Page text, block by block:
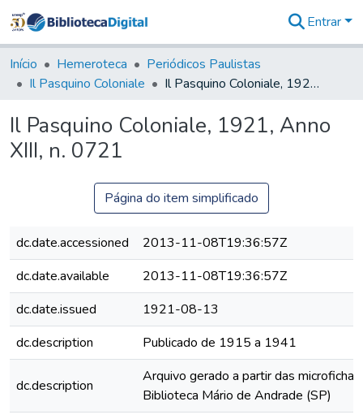
&
Coleções
Tudo na
Digital
Entrar
Início Hemeroteca
Periódicos Paulistas
Il Pasquino Coloniale
Il Pasquino Coloniale, 1921, Anno XIII, n. 0721
Il Pasquino Coloniale, 1921, Anno
XIII, n. 0721
Página do item simplificado
dc.date.accessioned
2013-11-08T19:36:57Z
dc.date.available
2013-11-08T19:36:57Z
dc.date.issued
1921-08-13
dc.description
Publicado de 1915 a 1941
dc.description
Arquivo gerado a partir das
Biblioteca Mário de Andrade (SP)